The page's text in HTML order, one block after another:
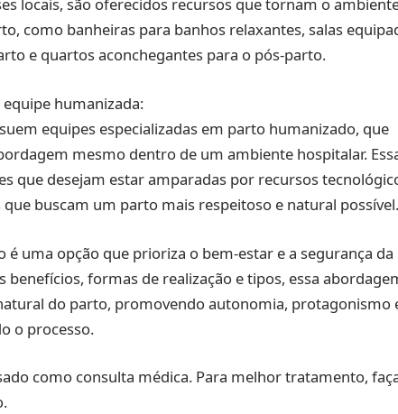
locais, são oferecidos recursos que tornam o
como banheiras para banhos relaxantes, salas
e quartos aconchegantes para o pós-parto.
humanizada:
equipes especializadas em parto humanizado, que
mesmo dentro de um ambiente hospitalar.
que desejam estar amparadas por recursos
buscam um parto mais respeitoso e natural possível.
é uma opção que prioriza o bem-estar e a segurança da
benefícios, formas de realização e tipos, essa
do parto, promovendo autonomia, protagonismo
o processo.
como consulta médica. Para melhor tratamento,